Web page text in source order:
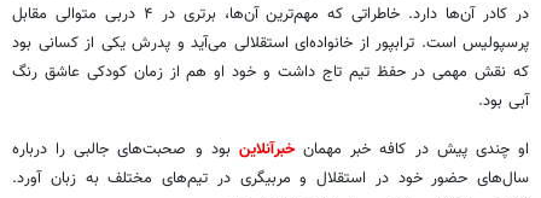
در کادر آن‌ها دارد. خاطراتی که مهم‌ترین آن‌ها، برتری در ۴ دربی متوالی مقابل
پرسپولیس است. ترابپور از خانواده‌ای استقلالی می‌آید و پدرش یکی از کسانی بود
که نقش مهمی در حفظ تیم تاج داشت و خود او هم از زمان کودکی عاشق رنگ
آبی بود.
او چندی پیش در کافه خبر مهمانخبرآنلاین بود و صحبت‌های جالبی را درباره
سال‌های حضور خود در استقلال و مربیگری در تیم‌های مختلف به زبان آورد.